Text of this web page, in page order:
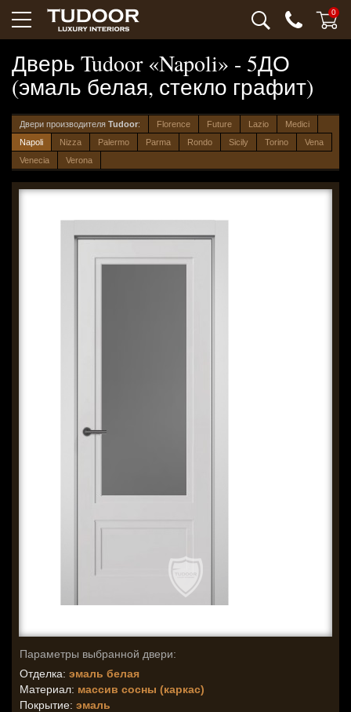
0
Дверь Tudoor «Napoli» - 5ДО
(эмаль белая, стекло графит)
Двери производителя Tudoor: Florence Future Lazio
Medici
Napoli
Nizza Palermo Parma Rondo Sicily Torino
Vena
Venecia
Verona
Параметры выбранной двери:
Отделка: эмаль белая
Материал: массив сосны (каркас)
Покрытие: эмаль